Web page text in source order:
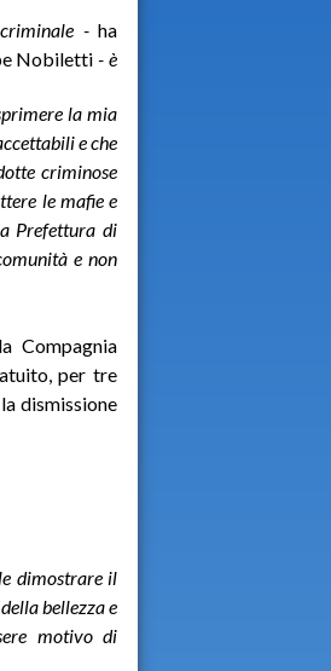
-ha
Nobiletti - è
la mia
e che
criminose
le mafie e
Prefettura di
e non
Compagnia
per tre
dismissione
dimostrare il
bellezza e
motivo di